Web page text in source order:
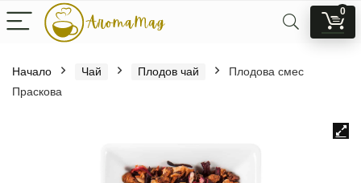
0
Начало Чай Плодов чай
Плодова смес
Праскова